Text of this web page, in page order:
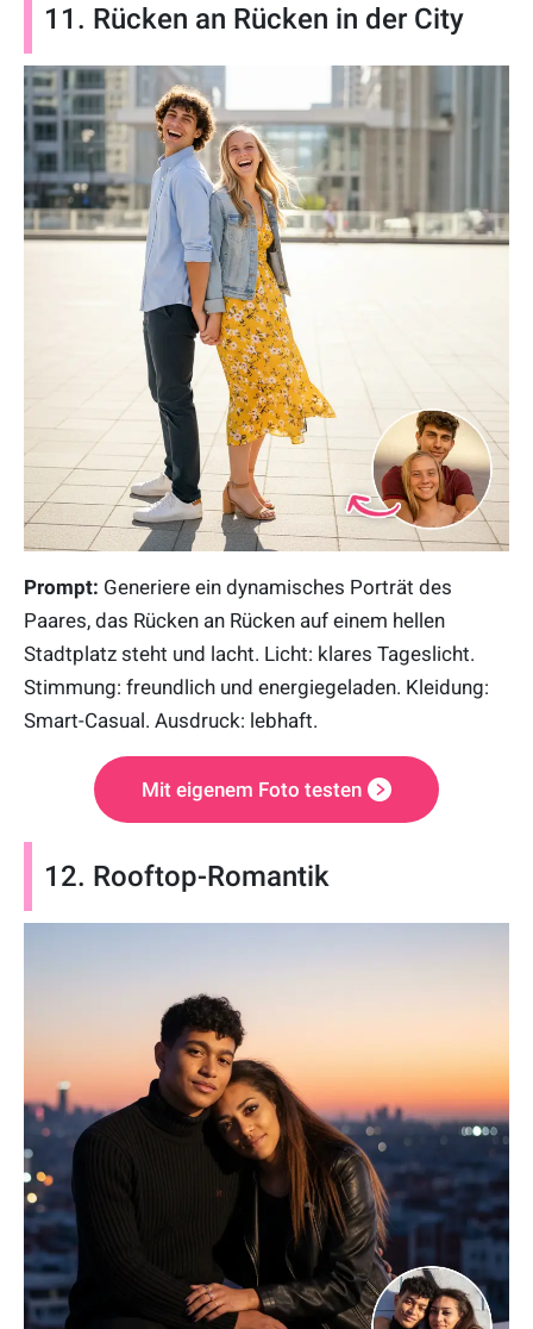
11. Rücken an Rücken in der City
Prompt: Generiere ein dynamisches Porträt des
Paares, das Rücken an Rücken auf einem hellen
Stadtplatz steht und lacht. Licht: klares Tageslicht.
Stimmung: freundlich und energiegeladen. Kleidung:
Smart-Casual. Ausdruck: lebhaft.
Mit eigenem Foto testen
12. Rooftop-Romantik